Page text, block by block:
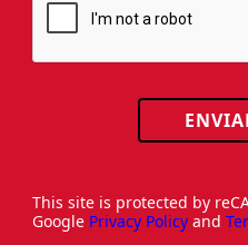
This site is protected by
Google Privacy Policy and